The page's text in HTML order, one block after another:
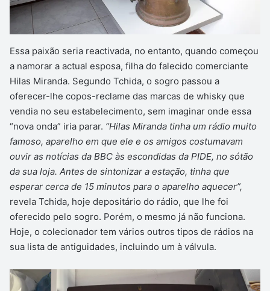
Essa paixão seria reactivada, no entanto, quando começou
a namorar a actual esposa, filha do falecido comerciante
Hilas Miranda. Segundo Tchida, o sogro passou a
oferecer-lhe copos-reclame das marcas de whisky que
vendia no seu estabelecimento, sem imaginar onde essa
“nova onda” iria parar. “Hilas Miranda tinha um rádio muito
famoso, aparelho em que ele e os amigos costumavam
ouvir as notícias da BBC às escondidas da PIDE, no sótão
da sua loja. Antes de sintonizar a estação, tinha que
esperar cerca de 15 minutos para o aparelho aquecer”,
revela Tchida, hoje depositário do rádio, que lhe foi
oferecido pelo sogro. Porém, o mesmo já não funciona.
Hoje, o colecionador tem vários outros tipos de rádios na
sua lista de antiguidades, incluindo um à válvula.